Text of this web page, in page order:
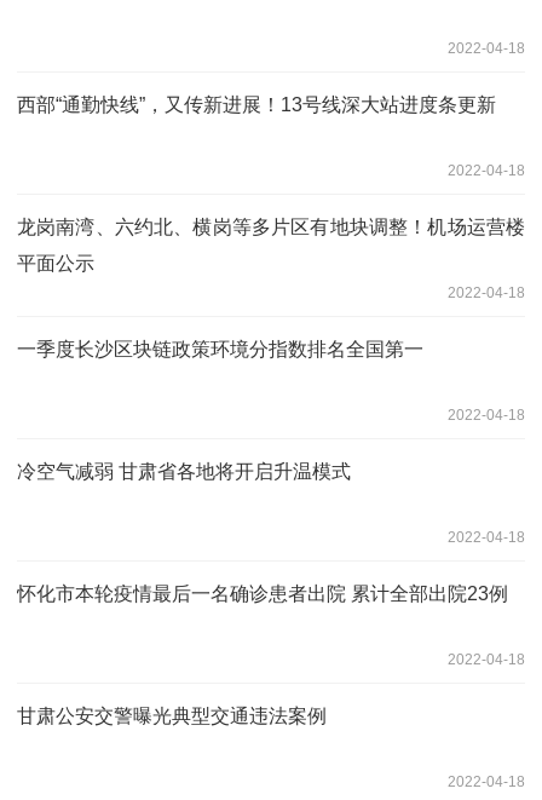
2022-04-18
西部“通勤快线”，又传新进展！13号线深大站进度条更新
2022-04-18
龙岗南湾、六约北、横岗等多片区有地块调整！机场运营楼
平面公示
2022-04-18
一季度长沙区块链政策环境分指数排名全国第一
2022-04-18
冷空气减弱 甘肃省各地将开启升温模式
2022-04-18
怀化市本轮疫情最后一名确诊患者出院 累计全部出院23例
2022-04-18
甘肃公安交警曝光典型交通违法案例
2022-04-18